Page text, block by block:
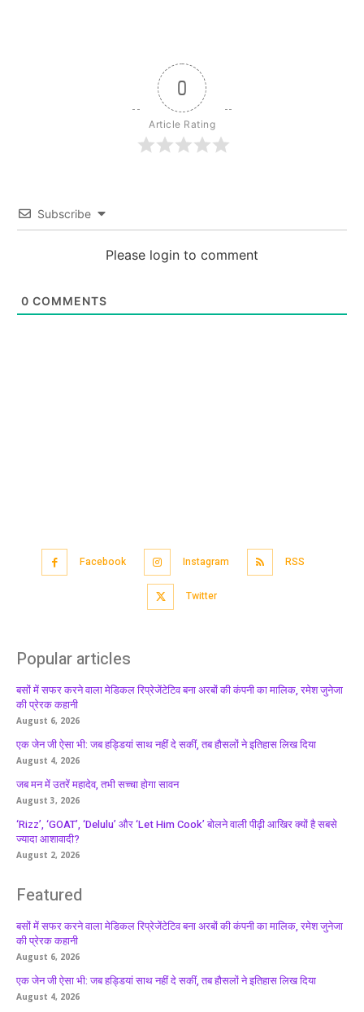
0
Article Rating
Subscribe
Please login to comment
0 COMMENTS
Facebook Instagram RSS
Twitter
Popular articles
बसों में सफर करने वाला मेडिकल रिप्रेजेंटेटिव बना अरबों की कंपनी का मालिक, रमेश जुनेजा
की प्रेरक कहानी
August 6, 2026
एक जेन जी ऐसा भी: जब हड्डियां साथ नहीं दे सकीं, तब हौसलों ने इतिहास लिख दिया
August 4, 2026
जब मन में उतरें महादेव, तभी सच्चा होगा सावन
August 3, 2026
‘Rizz’, ‘GOAT’, ‘Delulu’ और ‘Let Him Cook’ बोलने वाली पीढ़ी आखिर क्यों है सबसे
ज्यादा आशावादी?
August 2, 2026
Featured
बसों में सफर करने वाला मेडिकल रिप्रेजेंटेटिव बना अरबों की कंपनी का मालिक, रमेश जुनेजा
की प्रेरक कहानी
August 6, 2026
एक जेन जी ऐसा भी: जब हड्डियां साथ नहीं दे सकीं, तब हौसलों ने इतिहास लिख दिया
August 4, 2026